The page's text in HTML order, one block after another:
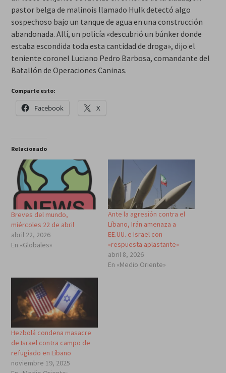
pastor belga de malinois llamado Hulk detectó algo
sospechoso bajo un tanque de agua en una construcción
abandonada. Allí, un policía «descubrió un búnker donde
estaba escondida toda esta cantidad de droga», dijo el
teniente coronel Luciano Pedro Barbosa, comandante del
Batallón de Operaciones Caninas.
Comparte esto:
Facebook X
Relacionado
Breves del mundo,
miércoles 22 de abril
abril 22, 2026
En «Globales»
Ante la agresión contra el
Líbano, Irán amenaza a
EE.UU. e Israel con
«respuesta aplastante»
abril 8, 2026
En «Medio Oriente»
Hezbolá condena masacre
de Israel contra campo de
refugiado en Líbano
noviembre 19, 2025